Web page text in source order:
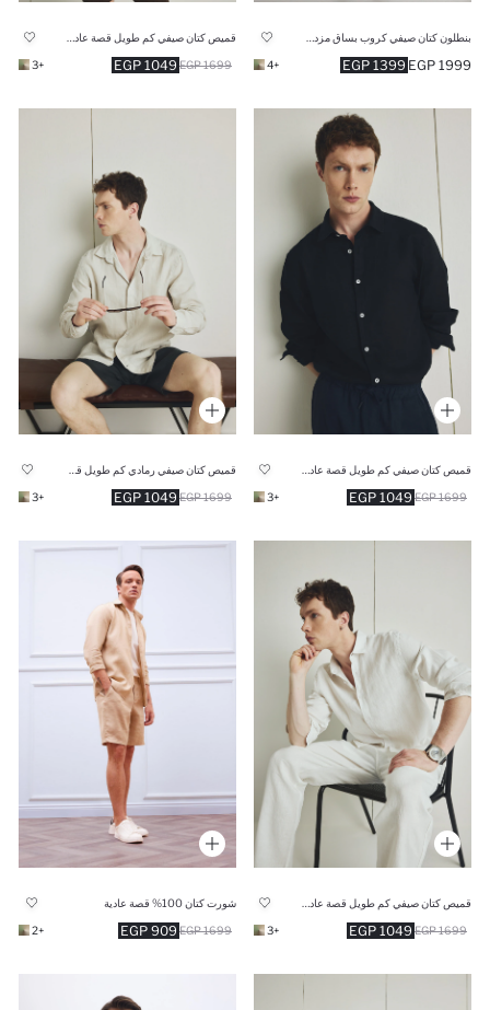
1399 EGP 1999 EGP
+4
1049 EGP 1699 EGP
+3
قميص كتان صيفي كم طويل قصة عادية وياقة بولو
1049 EGP 1699 EGP
+3
قميص كتان صيفي رمادي كم طويل قصة عادية وياقة بولو
1049 EGP 1699 EGP
+3
1049 EGP 1699 EGP
+3
شورت كتان 100% قصة عادية
909 EGP 1699 EGP
+2